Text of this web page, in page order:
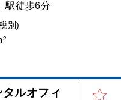
駅徒歩6分
別)
ルオフィ